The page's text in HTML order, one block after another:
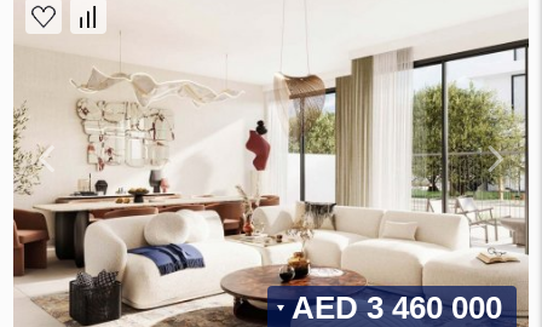
3 460 000 AED